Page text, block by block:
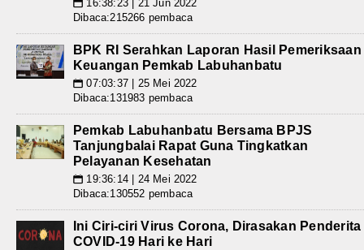
📅 16:38:23 | 21 Jun 2022
Dibaca:215266 pembaca
BPK RI Serahkan Laporan Hasil Pemeriksaan
Keuangan Pemkab Labuhanbatu
📅 07:03:37 | 25 Mei 2022
Dibaca:131983 pembaca
Pemkab Labuhanbatu Bersama BPJS
Tanjungbalai Rapat Guna Tingkatkan
Pelayanan Kesehatan
📅 19:36:14 | 24 Mei 2022
Dibaca:130552 pembaca
Ini Ciri-ciri Virus Corona, Dirasakan Penderita
COVID-19 Hari ke Hari